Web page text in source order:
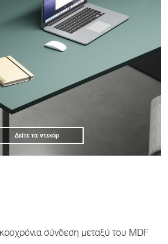
Δείτε τα ντεκόρ
σύνδεση μεταξύ του MDF